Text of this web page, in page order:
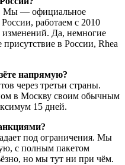
Мы — официальное
работаем с 2010
изменений. Да, немногие
в России, Rhea
напрямую?
через третьи страны.
в Москву своим обычным
15 дней.
под ограничения. Мы
с полным пакетом
но мы тут ни при чём.